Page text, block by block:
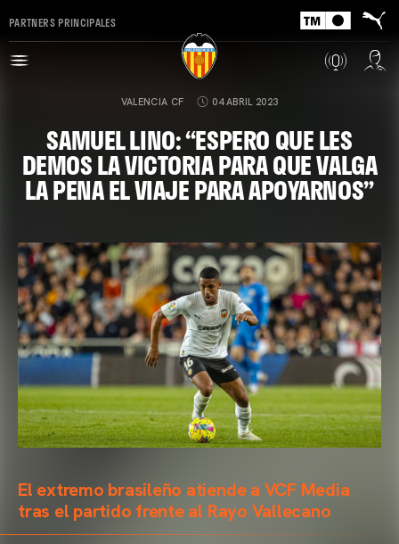
PARTNERS PRINCIPALES
VALENCIA CF 04 ABRIL 2023
SAMUEL LINO: “ESPERO QUE LES
DEMOS LA VICTORIA PARA QUE VALGA
LA PENA EL VIAJE PARA APOYARNOS”
El extremo brasileño atiende a VCF Media
tras el partido frente al Rayo Vallecano